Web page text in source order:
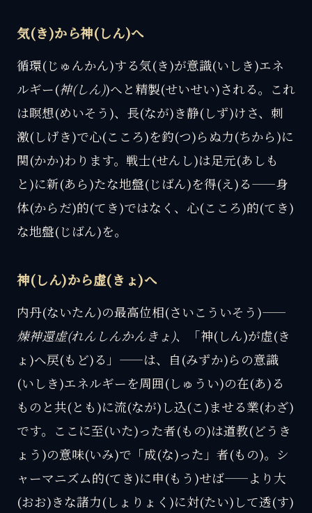
気(き)から神(しん)へ
循環(じゅんかん)する気(き)が意識(いしき)エネ
ルギー(神(しん))へと精製(せいせい)される。これ
は瞑想(めいそう)、長(なが)き静(しず)けさ、刺
激(しげき)で心(こころ)を釣(つ)らぬ力(ちから)に
関(かか)わります。戦士(せんし)は足元(あしも
と)に新(あら)たな地盤(じばん)を得(え)る——身
体(からだ)的(てき)ではなく、心(こころ)的(てき)
な地盤(じばん)を。
神(しん)から虚(きょ)へ
内丹(ないたん)の最高位相(さいこういそう)——
煉神還虚(れんしんかんきょ)、「神(しん)が虚(き
ょ)へ戻(もど)る」——は、自(みずか)らの意識
(いしき)エネルギーを周囲(しゅうい)の在(あ)る
ものと共(とも)に流(なが)し込(こ)ませる業(わざ)
です。ここに至(いた)った者(もの)は道教(どうき
ょう)の意味(いみ)で「成(な)った」者(もの)。シ
ャーマニズム的(てき)に申(もう)せば——より大
(おお)きな諸力(しょりょく)に対(たい)して透(す)